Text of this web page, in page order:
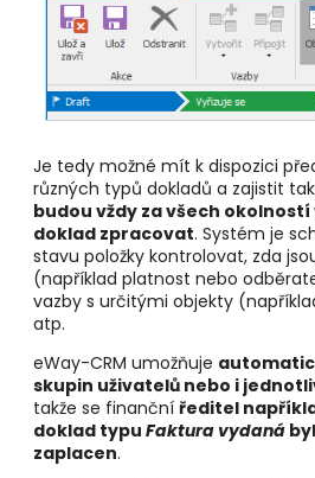
Je tedy možné mít k dispozici
různých typů dokladů a zajistit
budou vždy za všech okolností
doklad zpracovat. Systém je
stavu položky kontrolovat, zda
(například platnost nebo
vazby s určitými objekty
atp.
eWay-CRM umožňuje
skupin uživatelů nebo i
takže se finanční ředitel
doklad typu Faktura vydaná
zaplacen.